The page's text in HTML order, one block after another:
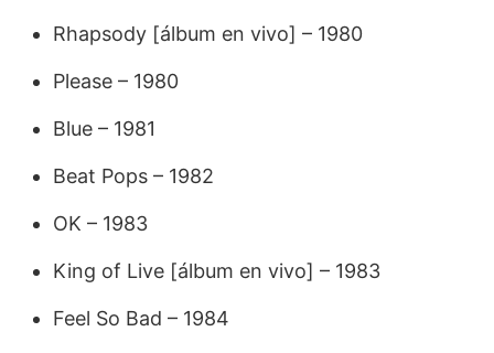
Rhapsody [álbum en vivo] – 1980
Please – 1980
Blue – 1981
Beat Pops – 1982
OK – 1983
King of Live [álbum en vivo] – 1983
Feel So Bad – 1984